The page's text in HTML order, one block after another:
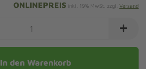
ONLINEPREIS inkl. 19% MwSt. zzgl. Versand
In den Warenkorb